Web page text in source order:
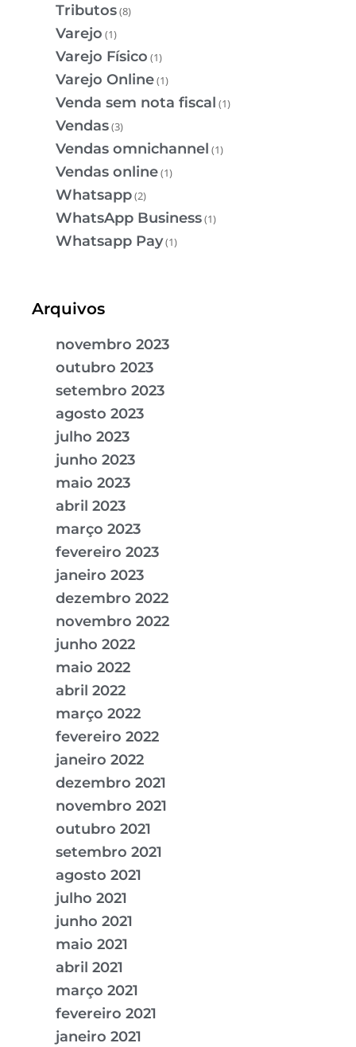
Tributos(8)
Varejo (1)
Varejo Físico (1)
Varejo Online(1)
Venda sem nota fiscal (1)
Vendas(3)
Vendas omnichannel (1)
Vendas online(1)
Whatsapp(2)
WhatsApp Business(1)
Whatsapp Pay(1)
Arquivos
novembro 2023
outubro 2023
setembro 2023
agosto 2023
julho 2023
junho 2023
maio 2023
abril 2023
março 2023
fevereiro 2023
janeiro 2023
dezembro 2022
novembro 2022
junho 2022
maio 2022
abril 2022
março 2022
fevereiro 2022
janeiro 2022
dezembro 2021
novembro 2021
outubro 2021
setembro 2021
agosto 2021
julho 2021
junho 2021
maio 2021
abril 2021
março 2021
fevereiro 2021
janeiro 2021